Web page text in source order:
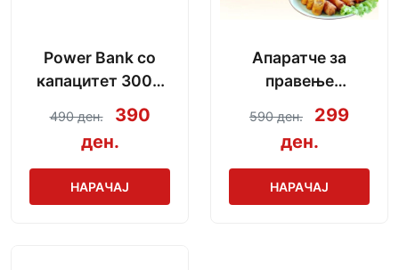
Power Bank со
капацитет 3000
mAh + кабел за
полнење
490 ден.
390
ден.
НАРАЧАЈ
Апаратче за
правење
сармички во
неколку секунди
590 ден.
299
ден.
НАРАЧАЈ